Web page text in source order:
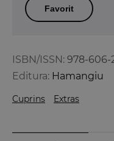
ISBN/ISSN: 978-606-
Editura: Hamangiu
Cuprins Extras
Favorit